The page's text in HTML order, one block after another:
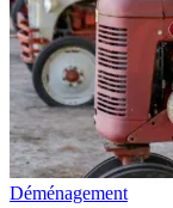
Déménagement